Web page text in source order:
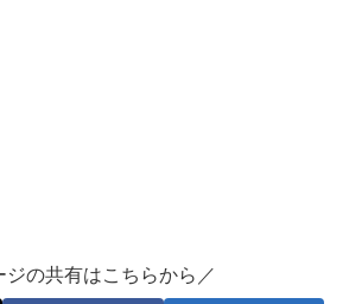
ジの共有はこちらから／